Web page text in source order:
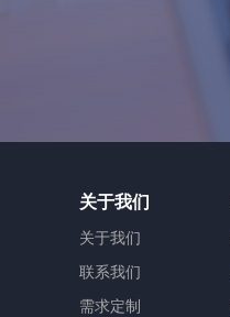
关于我们
关于我们
联系我们
需求定制